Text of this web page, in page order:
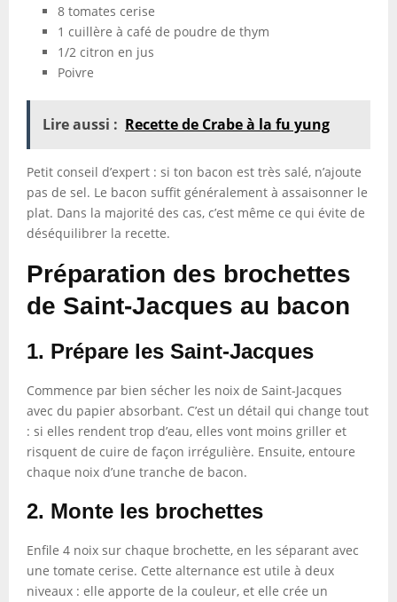
8 tomates cerise
1 cuillère à café de poudre de thym
1/2 citron en jus
Poivre
Lire aussi : Recette de Crabe à la fu yung
Petit conseil d’expert : si ton bacon est très salé, n’ajoute
pas de sel. Le bacon suffit généralement à assaisonner le
plat. Dans la majorité des cas, c’est même ce qui évite de
déséquilibrer la recette.
Préparation des brochettes
de Saint-Jacques au bacon
1. Prépare les Saint-Jacques
Commence par bien sécher les noix de Saint-Jacques
avec du papier absorbant. C’est un détail qui change tout
: si elles rendent trop d’eau, elles vont moins griller et
risquent de cuire de façon irrégulière. Ensuite, entoure
chaque noix d’une tranche de bacon.
2. Monte les brochettes
Enfile 4 noix sur chaque brochette, en les séparant avec
une tomate cerise. Cette alternance est utile à deux
niveaux : elle apporte de la couleur, et elle crée un